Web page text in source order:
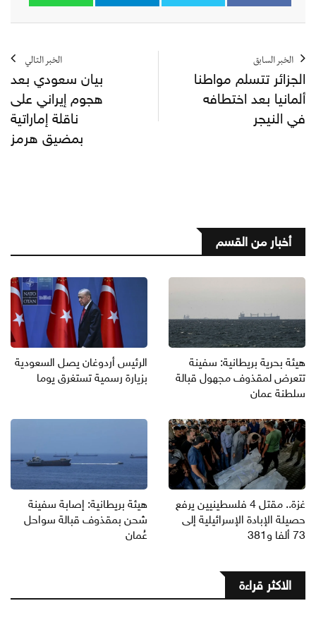
الخبر السابق
الجزائر تتسلم مواطنا
ألمانيا بعد اختطافه
في النيجر
الخبر التالي
بيان سعودي بعد
هجوم إيراني على
ناقلة إماراتية
بمضيق هرمز
أخبار من القسم
هيئة بحرية بريطانية: سفينة
تتعرض لمقذوف مجهول قبالة
سلطنة عمان
الرئيس أردوغان يصل السعودية
بزيارة رسمية تستغرق يوما
غزة.. مقتل 4 فلسطينيين يرفع
حصيلة الإبادة الإسرائيلية إلى
73 ألفا و381
هيئة بريطانية: إصابة سفينة
شحن بمقذوف قبالة سواحل
عُمان
الاكثر قراءة